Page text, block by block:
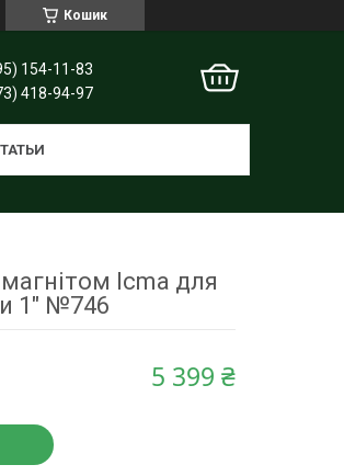
Кошик
154-11-83
418-94-97
Icma для
1" №746
5 399 ₴